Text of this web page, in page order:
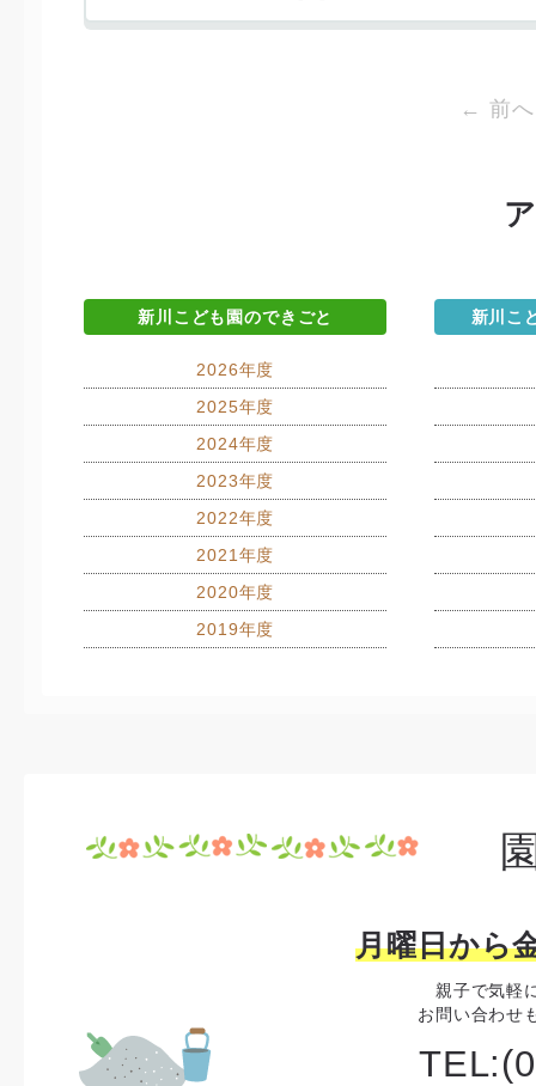
← 前へ
新川こども園のできごと
2026年度
2025年度
2024年度
2023年度
2022年度
2021年度
2020年度
2019年度
新川こ
月曜日から
親子で気軽
お問い合わせ